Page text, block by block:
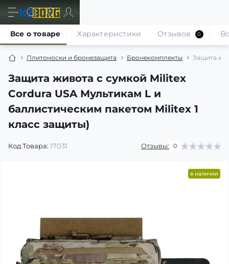
Плитоноски и бронезащита Бронекомплекты Защита
Защита живота с сумкой Militex
Cordura USA Мультикам L и
баллистическим пакетом Militex 1
класс защиты)
Код Товара: 17031 Отзывы: 0
Все о товаре Характеристики Отзывов 0
в наличии